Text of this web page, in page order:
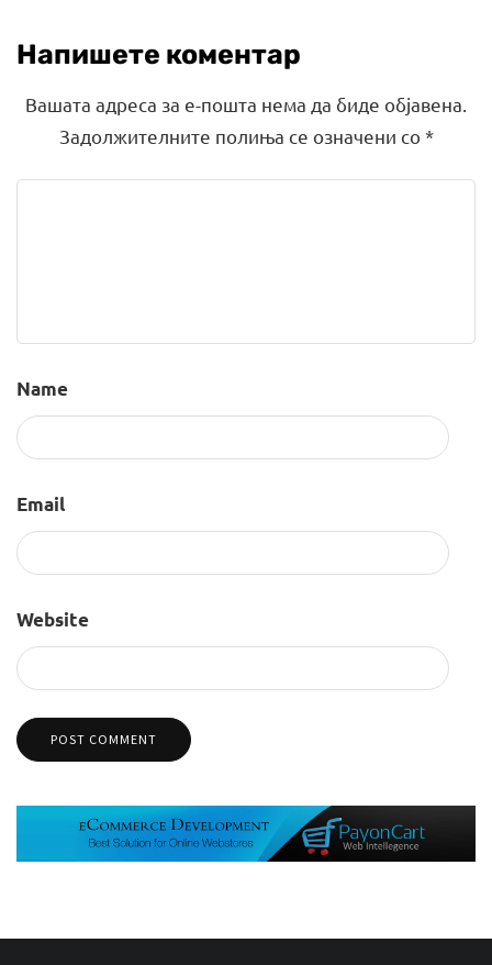
Напишете коментар
Вашата адреса за е-пошта нема да биде објавена.
Задолжителните полиња се означени со*
Name
Email
Website